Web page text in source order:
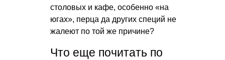
столовых и кафе, особенно «на
югах», перца да других специй не
жалеют по той же причине?
Что еще почитать по